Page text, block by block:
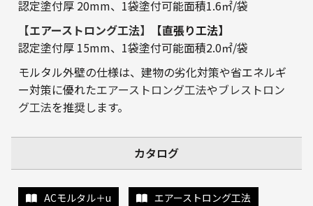
認定塗付厚 20mm、1袋塗付可能面積1.6㎡/袋
【エアーストロング工法】
【直張り工法】
認定塗付厚 15mm、1袋塗付可能面積2.0㎡/袋
モルタル外壁の仕様は、建物の劣化対策や省エネルギ
ー対策に優れたエアーストロング工法やブレストロン
グ工法を推奨します。
カタログ
ACモルタル＋u エアーストロング工法